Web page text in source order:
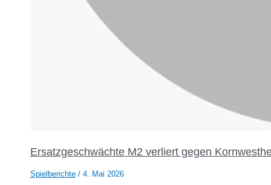
Ersatzgeschwächte M2 verliert gegen
Spielberichte/ 4. Mai 2026